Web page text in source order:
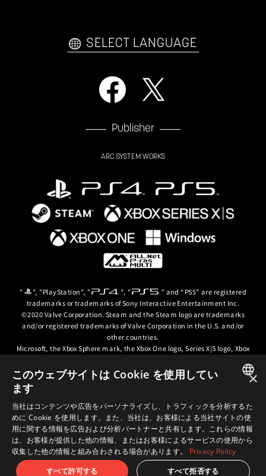
SELECT LANGUAGE
Publisher
ARC SYSTEM WORKS
" ", "PlayStation", " ", " " and “PS5” are registered
trademarks or trademarks of Sony Interactive Entertainment Inc.
©2020 Valve Corporation. Steam and the Steam logo are trademarks
and/or registered trademarks of Valve Corporation in the U.S. and/or
other countries.
Microsoft, the Xbox Sphere mark, the Xbox One logo, Series X|S logo, Xbox
trademarks of the Microsoft group of companies.
© ARC SYSTEM WORKS / © 2024 CD PROJEKT S.A. All rights reserved. CD
PROJEKT, the CD PROJEKT logo, Cyberpunk, Cyberpunk 2077, the
Cyberpunk 2077 logo and Cyberpunk: Edgerunners are trademarks and/or
registered trademarks of CD PROJEKT S.A. in the US and/or other
countries.
ENGLISH
×
このウェブサイトは Cookie を使用してい
ます
当社はコンテンツや広告をパーソナライズし、トラフィックを分析するた
めに Cookie を使用します。また、当社は、お客様による当社サイトの使
用に関する情報を広告および分析パートナーと共有します。これらの情報
は、お客様が提供した他の情報、またはお客様によるサービスの使用から
収集した他の情報と組み合わされる場合があります。
Privacy Policy
すべて許可する
すべて拒否する